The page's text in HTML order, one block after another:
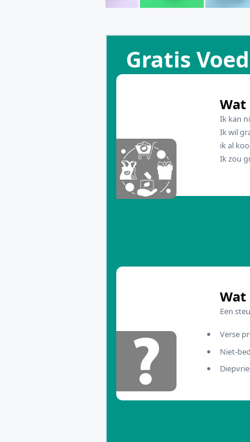
Gratis
Wat
Ik kan
Ik wil
ik al
Ik zou
Wat
Een
Verse
Niet-